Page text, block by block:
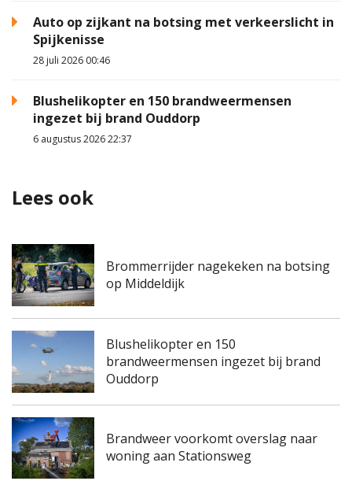
Auto op zijkant na botsing met verkeerslicht in
Spijkenisse
28 juli 2026 00:46
Blushelikopter en 150 brandweermensen
ingezet bij brand Ouddorp
6 augustus 2026 22:37
Lees ook
Brommerrijder nagekeken na botsing
op Middeldijk
Blushelikopter en 150
brandweermensen ingezet bij brand
Ouddorp
Brandweer voorkomt overslag naar
woning aan Stationsweg